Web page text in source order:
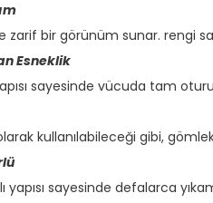
zarif bir görünüm sunar. rengi
Esneklik
sayesinde vücuda tam
kullanılabileceği gibi,
yapısı sayesinde defalarca